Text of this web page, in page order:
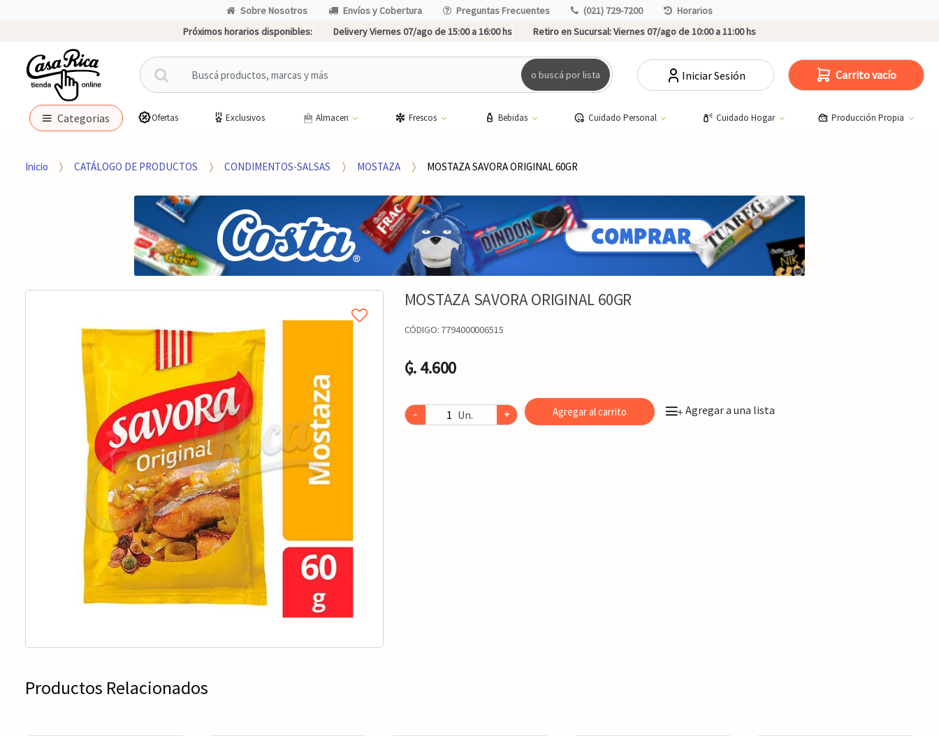
Sobre Nosotros Envíos y Cobertura Preguntas Frecuentes (021) 729-7200
Horarios
Próximos horarios disponibles:
Delivery Viernes 07/ago de 15:00 a 16:00 hs Retiro en Sucursal:Viernes 07/ago de 10:00 a 11:00 hs
B
u
c
p
r
o buscá por lista Iniciar Sesión Carrito vacío
Categorias Ofertas Exclusivos Almacen Frescos Bebidas Cuidado Personal Cuidado Hogar Producción Propia
Inicio CATÁLOGO DE PRODUCTOS CONDIMENTOS-SALSAS MOSTAZA MOSTAZA SAVORA ORIGINAL 60GR
MOSTAZA SAVORA ORIGINAL 60GR
CÓDIGO: 7794000006515
₲. 4.600
- Un. + Agregar al carrito +Agregar a una lista
Productos Relacionados